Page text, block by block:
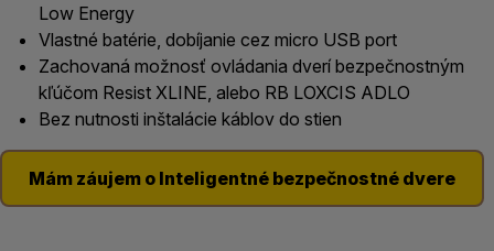
Low Energy
Vlastné batérie, dobíjanie cez micro USB port
Zachovaná možnosť ovládania dverí bezpečnostným
kľúčom Resist XLINE, alebo RB LOXCIS ADLO
Bez nutnosti inštalácie káblov do stien
Mám záujem o Inteligentné bezpečnostné dvere